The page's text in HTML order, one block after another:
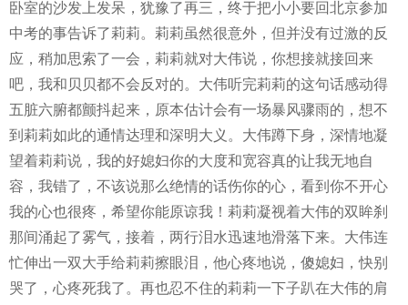
卧室的沙发上发呆，犹豫了再三，终于把小小要回北京参加
中考的事告诉了莉莉。莉莉虽然很意外，但并没有过激的反
应，稍加思索了一会，莉莉就对大伟说，你想接就接回来
吧，我和贝贝都不会反对的。大伟听完莉莉的这句话感动得
五脏六腑都颤抖起来，原本估计会有一场暴风骤雨的，想不
到莉莉如此的通情达理和深明大义。大伟蹲下身，深情地凝
望着莉莉说，我的好媳妇你的大度和宽容真的让我无地自
容，我错了，不该说那么绝情的话伤你的心，看到你不开心
我的心也很疼，希望你能原谅我！莉莉凝视着大伟的双眸刹
那间涌起了雾气，接着，两行泪水迅速地滑落下来。大伟连
忙伸出一双大手给莉莉擦眼泪，他心疼地说，傻媳妇，快别
哭了，心疼死我了。再也忍不住的莉莉一下子趴在大伟的肩